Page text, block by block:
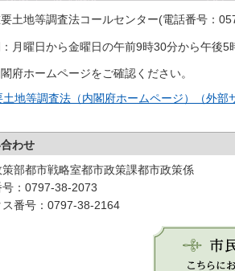
土地等調査法コールセンター(電話番号：
月曜日から金曜日の午前9時30分から午後
府ホームページをご確認ください。
土地等調査法（内閣府ホームページ）（外部
わせ
部都市戦略室都市政策課都市政策係
号：0797-38-2073
ス番号：0797-38-2164